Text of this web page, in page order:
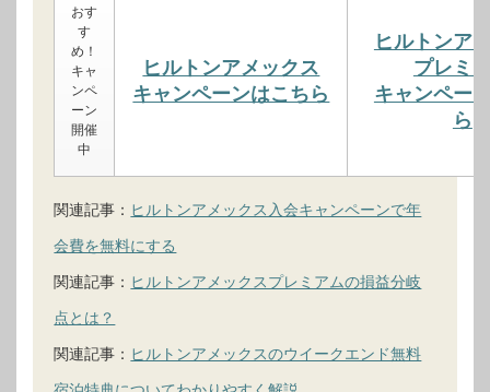
おす
す
め！
キャ
ンペ
ーン
開催
中
ヒルトンアメックス
キャンペーンはこちら
ヒルトンア
プレミ
キャンペー
ら
関連記事： ヒルトンアメックス入会キャンペーンで年
会費を無料にする
関連記事： ヒルトンアメックスプレミアムの損益分岐
点とは？
関連記事： ヒルトンアメックスのウイークエンド無料